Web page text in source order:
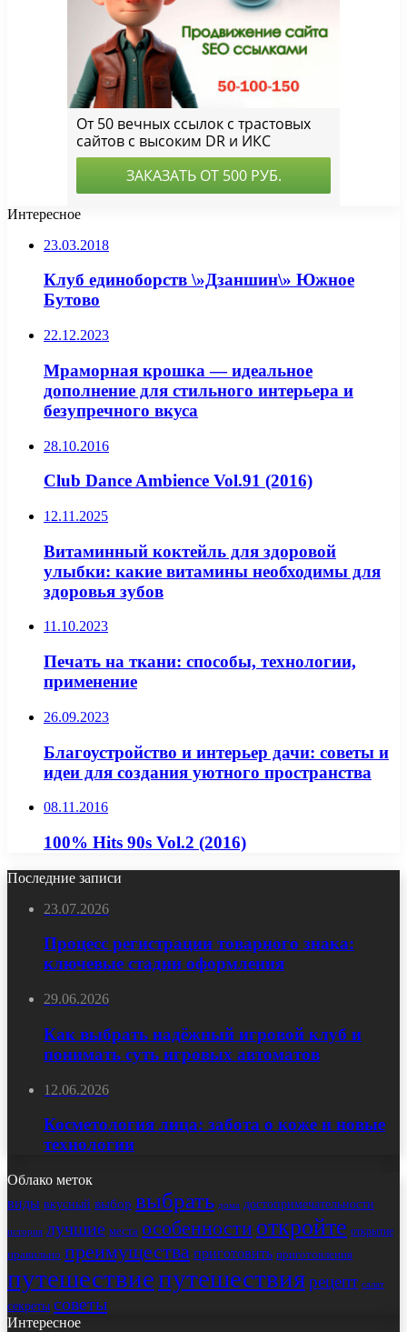
Интересное
23.03.2018
Клуб единоборств \»Дзаншин\» Южное
Бутово
22.12.2023
Мраморная крошка — идеальное
дополнение для стильного интерьера и
безупречного вкуса
28.10.2016
Club Dance Ambience Vol.91 (2016)
12.11.2025
Витаминный коктейль для здоровой
улыбки: какие витамины необходимы для
здоровья зубов
11.10.2023
Печать на ткани: способы, технологии,
применение
26.09.2023
Благоустройство и интерьер дачи: советы и
идеи для создания уютного пространства
08.11.2016
100% Hits 90s Vol.2 (2016)
Последние записи
23.07.2026
Процесс регистрации товарного знака:
ключевые стадии оформления
29.06.2026
Как выбрать надёжный игровой клуб и
понимать суть игровых автоматов
12.06.2026
Косметология лица: забота о коже и новые
технологии
Облако меток
виды вкусный выбор выбрать дома достопримечательности
история лучшие места особенности откройте открытие
правильно преимущества приготовить приготовления
путешествиепутешествиярецепт салат
секреты советы
Интересное